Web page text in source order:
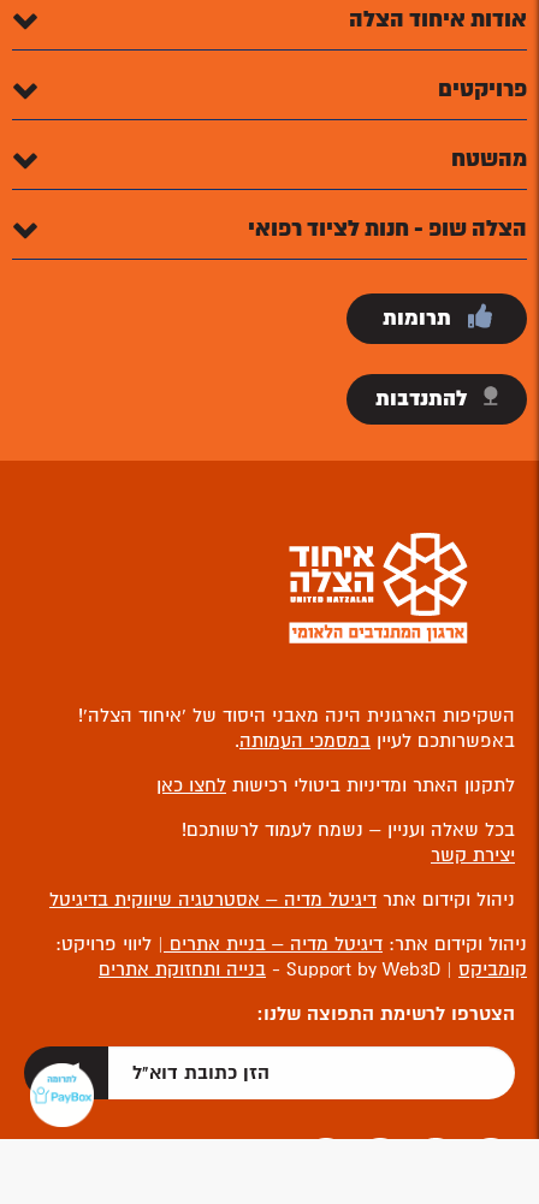
אודות איחוד הצלה
פרויקטים
מהשטח
הצלה שופ - חנות לציוד רפואי
תרומות
להתנדבות
השקיפות הארגונית הינה מאבני היסוד של ‘איחוד הצלה’!
באפשרותכם לעיין במסמכי העמותה.
לתקנון האתר ומדיניות ביטולי רכישות לחצו כאן
בכל שאלה ועניין – נשמח לעמוד לרשותכם!
יצירת קשר
ניהול וקידום אתר דיגיטל מדיה – אסטרטגיה שיווקית בדיגיטל
ניהול וקידום אתר: דיגיטל מדיה – בניית אתרים | ליווי פרויקט:
קומביקס | Support by Web3D -
בנייה ותחזוקת אתרים
הצטרפו לרשימת התפוצה שלנו: